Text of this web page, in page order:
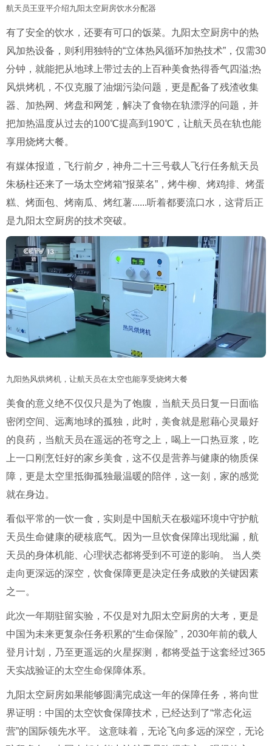
航天员王亚平介绍九阳太空厨房饮水分配器
有了安全的饮水，还要有可口的饭菜。九阳太空厨房中的热
风加热设备，则利用独特的“立体热风循环加热技术”，仅需30
分钟，就能把从地球上带过去的上百种美食热得香气四溢;热
风烘烤机，不仅克服了油烟污染问题，更是配备了残渣收集
器、加热网、烤盘和网笼，解决了食物在轨漂浮的问题，并
把加热温度从过去的100℃提高到190℃，让航天员在轨也能
享用烧烤大餐。
有媒体报道，飞行前夕，神舟二十三号载人飞行任务航天员
朱杨柱还来了一场太空烤箱“报菜名”，烤牛柳、烤鸡排、烤蛋
糕、烤面包、烤南瓜、烤红薯......听着都要流口水，这背后正
是九阳太空厨房的技术突破。
九阳热风烘烤机，让航天员在太空也能享受烧烤大餐
美食的意义绝不仅仅只是为了饱腹，当航天员日复一日面临
密闭空间、远离地球的孤独，此时，美食就是慰藉心灵最好
的良药，当航天员在遥远的苍穹之上，喝上一口热豆浆，吃
上一口刚烹饪好的家乡美食，这不仅是营养与健康的物质保
障，更是太空里抵御孤独最温暖的陪伴，这一刻，家的感觉
就在身边。
看似平常的一饮一食，实则是中国航天在极端环境中守护航
天员生命健康的硬核底气。因为一旦饮食保障出现纰漏，航
天员的身体机能、心理状态都将受到不可逆的影响。 当人类
走向更深远的深空，饮食保障更是决定任务成败的关键因素
之一。
此次一年期驻留实验，不仅是对九阳太空厨房的大考，更是
中国为未来更复杂任务积累的“生命保险”，2030年前的载人
登月计划，乃至更遥远的火星探测，都将受益于这套经过365
天实战验证的太空生命保障体系。
九阳太空厨房如果能够圆满完成这一年的保障任务，将向世
界证明：中国的太空饮食保障技术，已经达到了“常态化运
营”的国际领先水平。 这意味着，无论飞向多远的深空，无论